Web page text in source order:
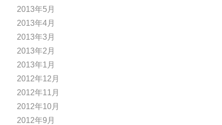
2013年5月
2013年4月
2013年3月
2013年2月
2013年1月
2012年12月
2012年11月
2012年10月
2012年9月